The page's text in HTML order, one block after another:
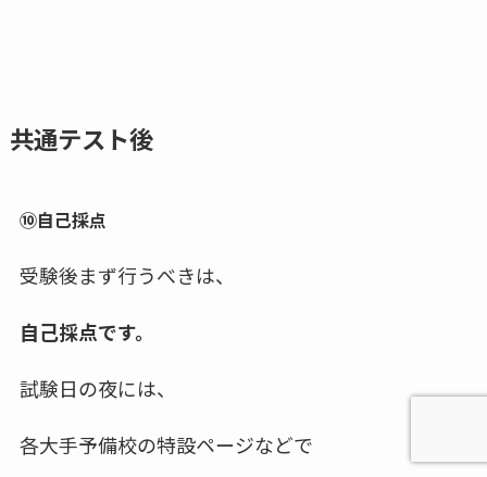
共通テスト後
⑩自己採点
受験後まず行うべきは、
自己採点です。
試験日の夜には、
各大手予備校の特設ページなどで